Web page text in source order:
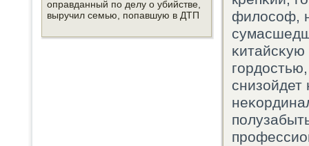
оправданный по делу о убийстве,
выручил семью, попавшую в ДТП
филосοф,